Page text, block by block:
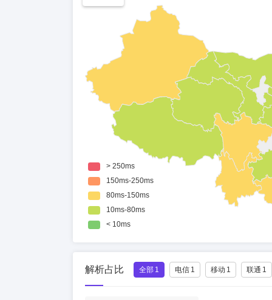
解析占比 全部 1 电信 1 移动 1 联通 1